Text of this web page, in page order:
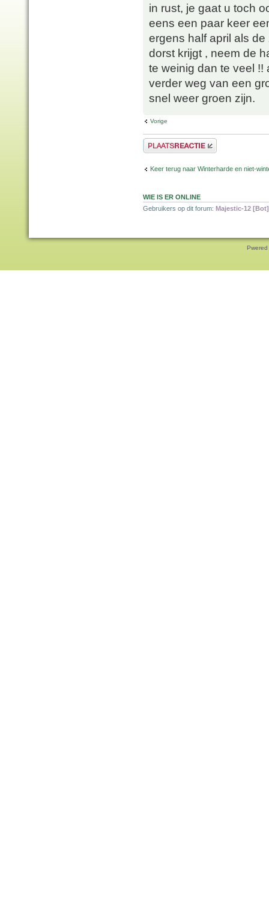
in rust, je gaat u toch
eens een paar keer
ergens half april als
dorst krijgt , neem de
te weinig dan te veel
verder weg van een
snel weer groen zijn.
Vorige
Plaats een reactie
Keer terug naar Winterharde en niet-
WIE IS ER ONLINE
Gebruikers op dit forum: Majestic-12 [Bot]